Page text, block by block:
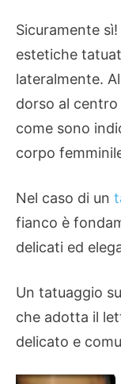
Sicuramente
estetiche
lateralmente.
dorso al
come sono
corpo
Nel caso di un
fianco è
delicati ed
Un tatuaggio
che adotta il
delicato e